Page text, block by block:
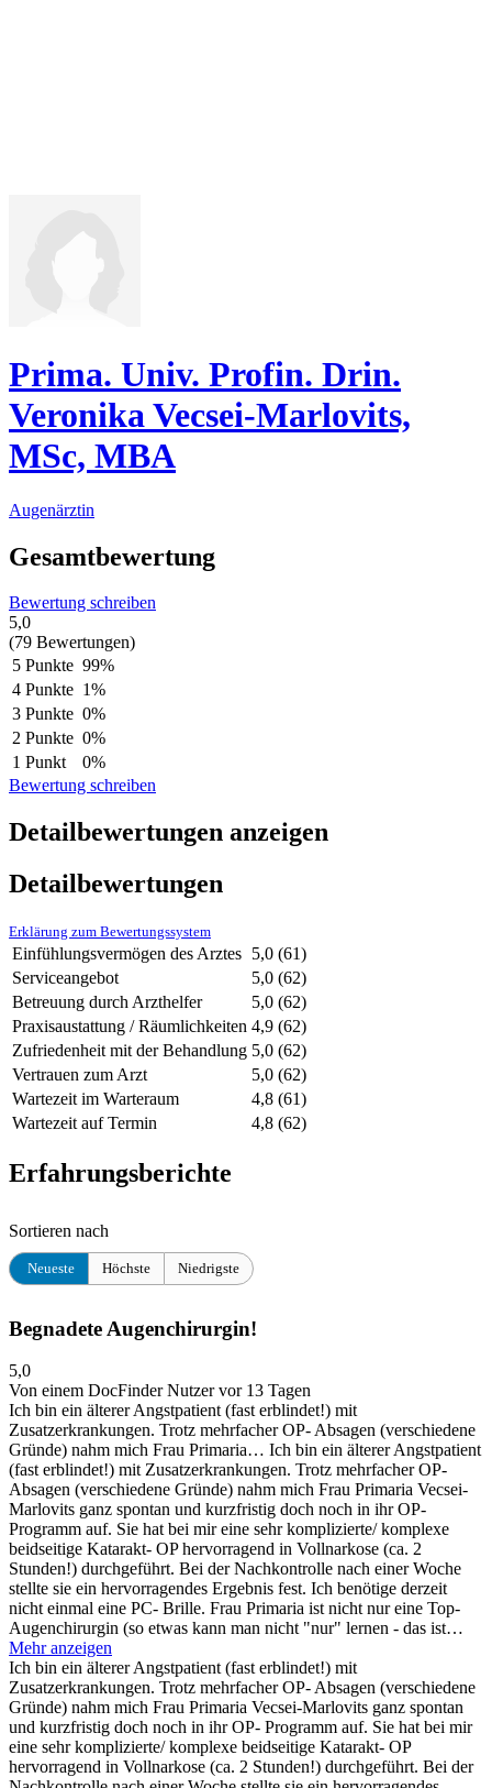
Prima. Univ. Profin. Drin.
Veronika Vecsei-Marlovits,
MSc, MBA
Augenärztin
Gesamtbewertung
Bewertung schreiben
5,0
(79 Bewertungen)
5 Punkte 99%
4 Punkte 1%
3 Punkte 0%
2 Punkte 0%
1 Punkt
0%
Bewertung schreiben
Detailbewertungen anzeigen
Detailbewertungen
Erklärung zum Bewertungssystem
Einfühlungsvermögen des Arztes 5,0 (61)
Serviceangebot
5,0 (62)
Betreuung durch Arzthelfer
5,0 (62)
Praxisaustattung / Räumlichkeiten 4,9 (62)
Zufriedenheit mit der Behandlung 5,0 (62)
Vertrauen zum Arzt
5,0 (62)
Wartezeit im Warteraum
4,8 (61)
Wartezeit auf Termin
4,8 (62)
Erfahrungsberichte
Sortieren nach
Neueste Höchste Niedrigste
Begnadete Augenchirurgin!
5,0
Von einem DocFinder Nutzervor 13 Tagen
Ich bin ein älterer Angstpatient (fast erblindet!) mit
Zusatzerkrankungen. Trotz mehrfacher OP- Absagen (verschiedene
Gründe) nahm mich Frau Primaria… Ich bin ein älterer Angstpatient
(fast erblindet!) mit Zusatzerkrankungen. Trotz mehrfacher OP-
Absagen (verschiedene Gründe) nahm mich Frau Primaria Vecsei-
Marlovits ganz spontan und kurzfristig doch noch in ihr OP-
Programm auf. Sie hat bei mir eine sehr komplizierte/ komplexe
beidseitige Katarakt- OP hervorragend in Vollnarkose (ca. 2
Stunden!) durchgeführt. Bei der Nachkontrolle nach einer Woche
stellte sie ein hervorragendes Ergebnis fest. Ich benötige derzeit
nicht einmal eine PC- Brille. Frau Primaria ist nicht nur eine Top-
Augenchirurgin (so etwas kann man nicht "nur" lernen - das ist…
Mehr anzeigen
Ich bin ein älterer Angstpatient (fast erblindet!) mit
Zusatzerkrankungen. Trotz mehrfacher OP- Absagen (verschiedene
Gründe) nahm mich Frau Primaria Vecsei-Marlovits ganz spontan
und kurzfristig doch noch in ihr OP- Programm auf. Sie hat bei mir
eine sehr komplizierte/ komplexe beidseitige Katarakt- OP
hervorragend in Vollnarkose (ca. 2 Stunden!) durchgeführt. Bei der